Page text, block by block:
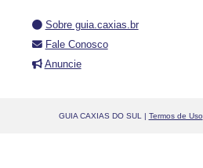
Sobre guia.caxias.br
Fale Conosco
Anuncie
GUIA CAXIAS DO SUL | Termos de Uso